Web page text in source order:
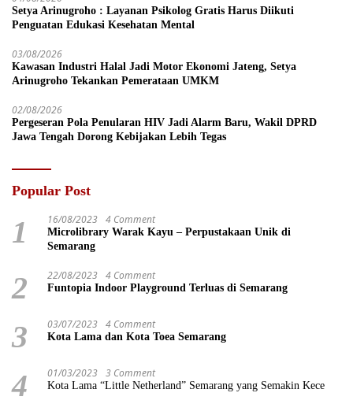
Setya Arinugroho : Layanan Psikolog Gratis Harus Diikuti
Penguatan Edukasi Kesehatan Mental
03/08/2026
Kawasan Industri Halal Jadi Motor Ekonomi Jateng, Setya
Arinugroho Tekankan Pemerataan UMKM
02/08/2026
Pergeseran Pola Penularan HIV Jadi Alarm Baru, Wakil DPRD
Jawa Tengah Dorong Kebijakan Lebih Tegas
Popular Post
1 16/08/2023 4 Comment
Microlibrary Warak Kayu – Perpustakaan Unik di
Semarang
2 22/08/2023 4 Comment
Funtopia Indoor Playground Terluas di Semarang
3 03/07/2023 4 Comment
Kota Lama dan Kota Toea Semarang
4 01/03/2023 3 Comment
Kota Lama “Little Netherland” Semarang yang Semakin Kece